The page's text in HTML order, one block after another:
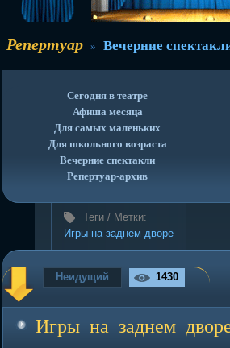
Репертуар » Вечерние
Сегодня в театре
Афиша месяца
Для самых маленьких
Для школьного возраста
Вечерние спектакли
Репертуар-архив
Теги / Метки:
Игры на заднем дворе
Неидущий 1430
Игры на заднем